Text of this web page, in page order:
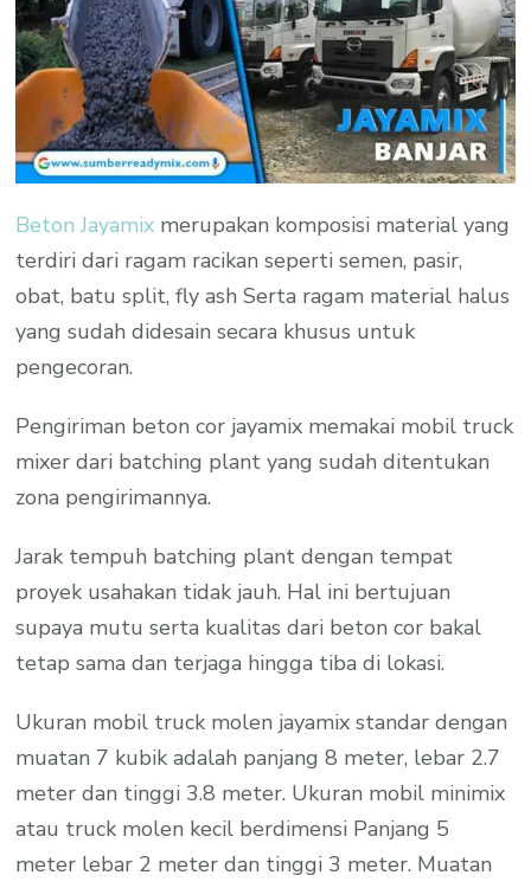
Beton Jayamix merupakan komposisi material yang
terdiri dari ragam racikan seperti semen, pasir,
obat, batu split, fly ash Serta ragam material halus
yang sudah didesain secara khusus untuk
pengecoran.
Pengiriman beton cor jayamix memakai mobil truck
mixer dari batching plant yang sudah ditentukan
zona pengirimannya.
Jarak tempuh batching plant dengan tempat
proyek usahakan tidak jauh. Hal ini bertujuan
supaya mutu serta kualitas dari beton cor bakal
tetap sama dan terjaga hingga tiba di lokasi.
Ukuran mobil truck molen jayamix standar dengan
muatan 7 kubik adalah panjang 8 meter, lebar 2.7
meter dan tinggi 3.8 meter. Ukuran mobil minimix
atau truck molen kecil berdimensi Panjang 5
meter lebar 2 meter dan tinggi 3 meter. Muatan